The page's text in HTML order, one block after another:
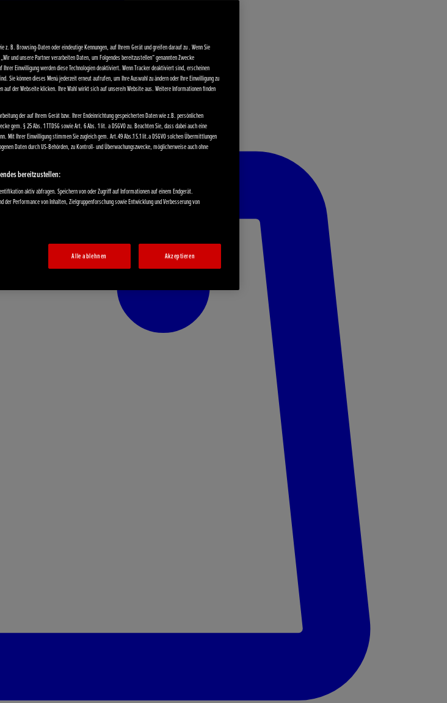
z. B. Browsing-Daten oder eindeutige Kennungen, auf Ihrem Gerät und greifen darauf zu . Wenn Sie
und unsere Partner verarbeiten Daten, um Folgendes bereitzustellen“ genannten Zwecke
Einwilligung werden diese Technologien deaktiviert. Wenn Tracker deaktiviert sind, erscheinen
Sie können dieses Menü jederzeit erneut aufrufen, um Ihre Auswahl zu ändern oder Ihre Einwilligung zu
der Webseite klicken. Ihre Wahl wirkt sich auf unsere/n Website aus. Weitere Informationen finden
der auf Ihrem Gerät bzw. Ihrer Endeinrichtung gespeicherten Daten wie z.B. persönlichen
gem. § 25 Abs. 1 TTDSG sowie Art. 6 Abs. 1 lit. a DSGVO zu. Beachten Sie, dass dabei auch eine
Mit Ihrer Einwilligung stimmen Sie zugleich gem. Art.49 Abs.1 S.1 lit.a DSGVO solchen Übermittlungen
Daten durch US-Behörden, zu Kontroll- und Überwachungszwecke, möglicherweise auch ohne
bereitzustellen:
aktiv abfragen. Speichern von oder Zugriff auf Informationen auf einem Endgerät.
der Performance von Inhalten, Zielgruppenforschung sowie Entwicklung und Verbesserung von
Alle ablehnen Akzeptieren